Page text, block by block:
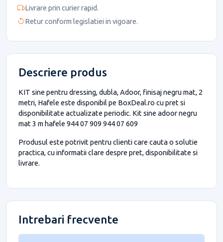
Livrare prin curier rapid.
Retur conform legislatiei in vigoare.
Descriere produs
KIT sine pentru dressing, dubla, Adoor, finisaj negru mat, 2
metri, Hafele este disponibil pe BoxDeal.ro cu pret si
disponibilitate actualizate periodic. Kit sine adoor negru
mat 3 m hafele 944 07 909 944 07 609
Produsul este potrivit pentru clienti care cauta o solutie
practica, cu informatii clare despre pret, disponibilitate si
livrare.
Intrebari frecvente